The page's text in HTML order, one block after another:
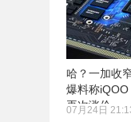
哈？一加收
爆料称
再次涨价
07月24日